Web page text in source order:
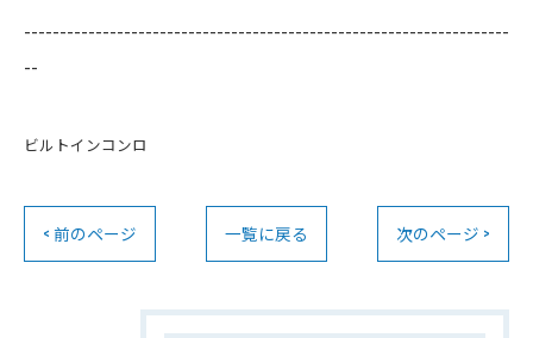
--------------------------------------------------------------------
--
ビルトインコンロ
< 前のページ 一覧に戻る 次のページ >